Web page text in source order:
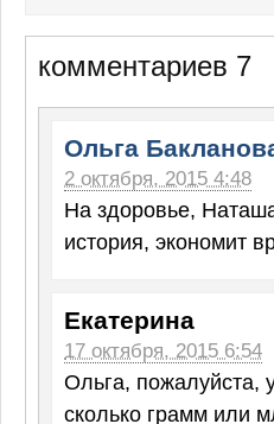
комментариев 7
Ольга
2 октября, 2015 4:48
На здоровье,
история, экономит
Екатерина
17 октября, 2015 6:54
Ольга, пожалуйста,
сколько грамм или